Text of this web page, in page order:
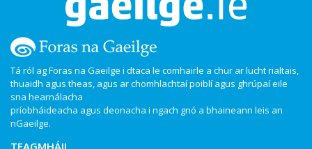
Tá ról ag Foras na Gaeilge i dtaca le comhairle a chur ar lucht rialtais,
thuaidh agus theas, agus ar chomhlachtaí poiblí agus ghrúpaí eile
sna hearnálacha
príobháideacha agus deonacha i ngach gnó a bhaineann leis an
nGaeilge.
TEAGMHÁIL